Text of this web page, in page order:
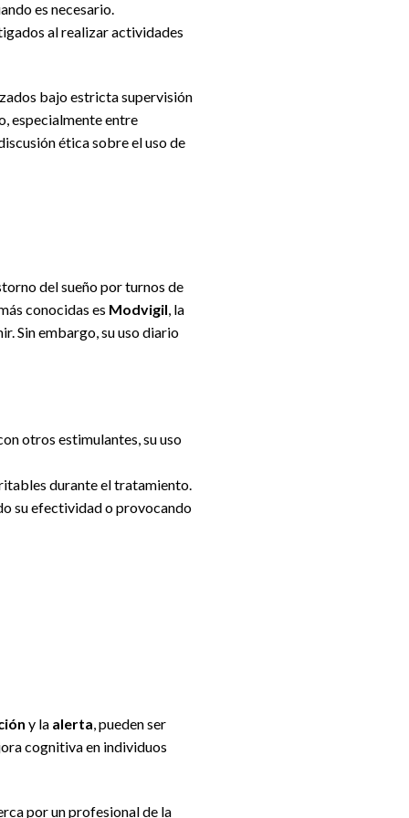
es necesario.
al realizar actividades
bajo estricta supervisión
especialmente entre
ética sobre el uso de
del sueño por turnos de
conocidas es Modvigil, la
Sin embargo, su uso diario
otros estimulantes, su uso
durante el tratamiento.
su efectividad o provocando
y la alerta, pueden ser
cognitiva en individuos
por un profesional de la